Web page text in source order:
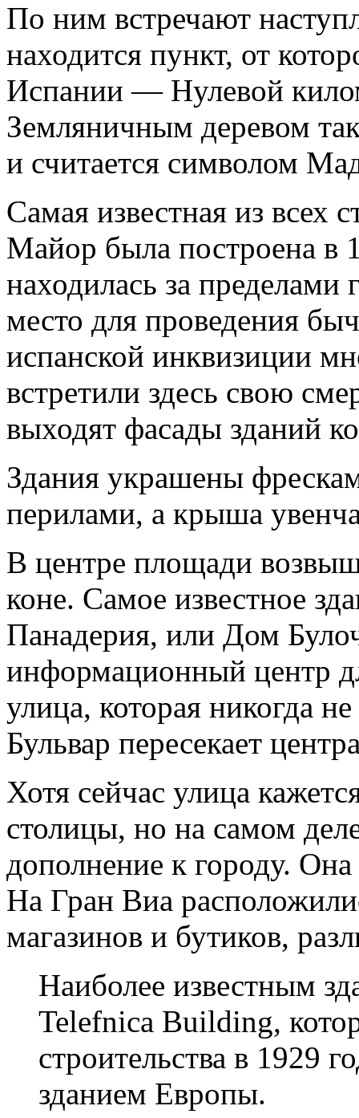
По ним встречают
находится пункт, от
Испании — Нулевой
Земляничным деревом
и считается символом
Самая известная из всех
Майор была построена в
находилась за пределами
место для проведения
испанской инквизиции
встретили здесь свою
выходят фасады зданий
Здания украшены
перилами, а крыша
В центре площади
коне. Самое известное
Панадерия, или Дом
информационный центр
улица, которая никогда
Бульвар пересекает
Хотя сейчас улица
столицы, но на самом
дополнение к городу.
На Гран Виа
магазинов и бутиков,
Наиболее известным
Telefnica Building,
строительства в 1929
зданием Европы.